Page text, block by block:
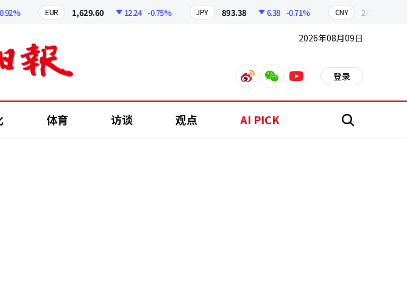
EUR 1,629.60 12.24 -0.75% JPY 893.38 6.38 -0.71% CNY 209.17
2026年08月09日
weiboweixinyoutube 登录
体育 访谈 观点 AI PICK 搜